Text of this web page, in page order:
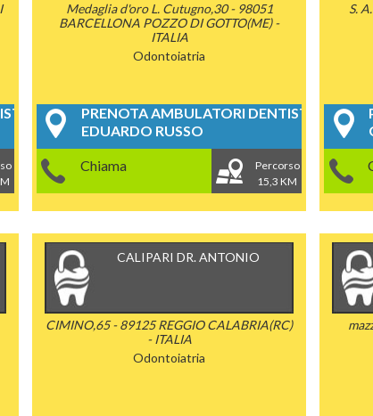
Medaglia d'oro L. Cutugno,30 - 98051
BARCELLONA POZZO DI GOTTO(ME) -
ITALIA
Odontoiatria
PRENOTA AMBULATORI DENTISTICI
EDUARDO RUSSO
Chiama
Percorso
15,3 KM
S.
CALIPARI DR. ANTONIO
CIMINO,65 - 89125 REGGIO CALABRIA(RC)
- ITALIA
Odontoiatria